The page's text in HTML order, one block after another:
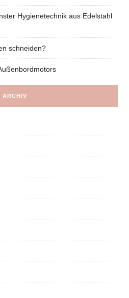
Hygienetechnik aus Edelstahl
schneiden?
ARCHIV